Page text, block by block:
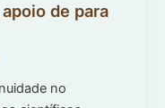
de para
no